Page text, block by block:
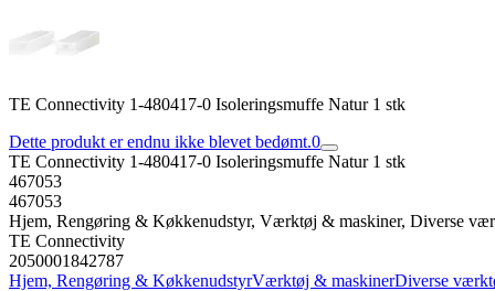
TE Connectivity 1-480417-0 Isoleringsmuffe Natur 1 stk
Dette produkt er endnu ikke blevet bedømt.0
TE Connectivity 1-480417-0 Isoleringsmuffe Natur 1 stk
467053
467053
Hjem, Rengøring & Køkkenudstyr, Værktøj & maskiner, Diverse
TE Connectivity
2050001842787
Hjem, Rengøring & KøkkenudstyrVærktøj & maskinerDiverse